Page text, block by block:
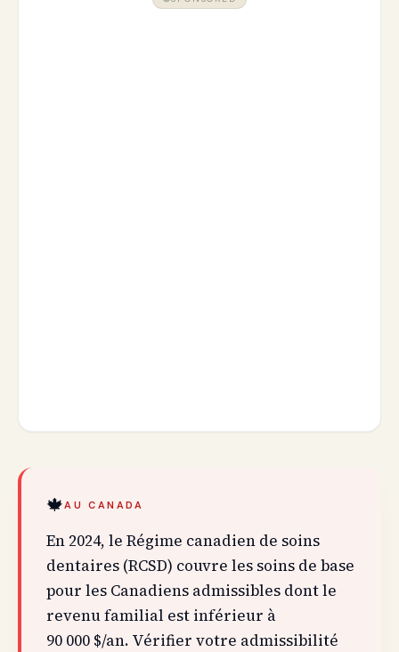
🍁AU CANADA
En 2024, le Régime canadien de soins
dentaires (RCSD) couvre les soins de base
pour les Canadiens admissibles dont le
revenu familial est inférieur à
90 000 $/an. Vérifier votre admissibilité